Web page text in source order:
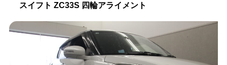
スイフト ZC33S 四輪アライメント